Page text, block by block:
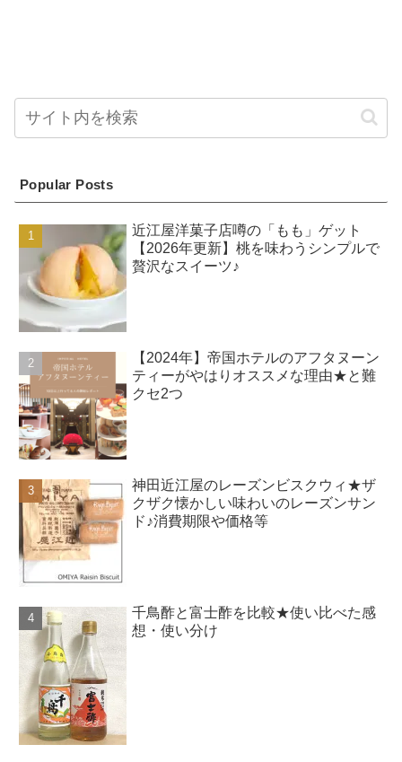
Popular Posts
近江屋洋菓子店噂の「もも」ゲット
【2026年更新】桃を味わうシンプルで
贅沢なスイーツ♪
【2024年】帝国ホテルのアフタヌーン
ティーがやはりオススメな理由★と難
クセ2つ
神田近江屋のレーズンビスクウィ★ザ
クザク懐かしい味わいのレーズンサン
ド♪消費期限や価格等
千鳥酢と富士酢を比較★使い比べた感
想・使い分け